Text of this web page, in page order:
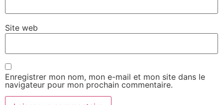
Site web
Enregistrer mon nom, mon e-mail et mon site dans le
navigateur pour mon prochain commentaire.